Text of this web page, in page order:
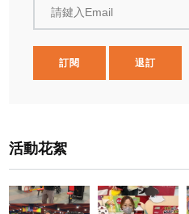
請鍵入Email
訂閱 退訂
活動花絮